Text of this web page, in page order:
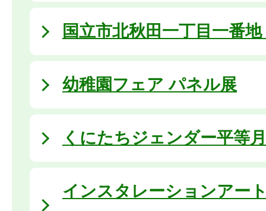
国立市北秋田一丁目一番
幼稚園フェア パネル展
くにたちジェンダー平等
インスタレーションアー